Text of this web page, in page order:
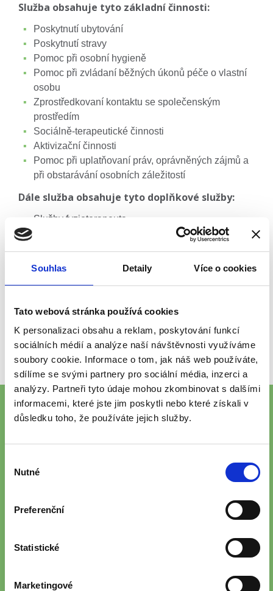
Souhlas Detaily Více o cookies
Tato webová stránka používá cookies
K personalizaci obsahu a reklam, poskytování funkcí
sociálních médií a analýze naší návštěvnosti využíváme
soubory cookie. Informace o tom, jak náš web používáte,
sdílíme se svými partnery pro sociální média, inzerci a
analýzy. Partneři tyto údaje mohou zkombinovat s dalšími
informacemi, které jste jim poskytli nebo které získali v
důsledku toho, že používáte jejich služby.
souhlasu
Nutné
Preferenční
Statistické
Marketingové
Služba obsahuje tyto základní činnosti:
Poskytnutí ubytování
Poskytnutí stravy
Pomoc při osobní hygieně
Pomoc při zvládaní běžných úkonů péče o vlastní
osobu
Zprostředkovaní kontaktu se společenským
prostředím
Sociálně-terapeutické činnosti
Aktivizační činnosti
Pomoc při uplatňovaní práv, oprávněných zájmů a
při obstarávání osobních záležitostí
Dále služba obsahuje tyto doplňkové služby:
Služby fyzioterapeuta
Nadstandardní zdravotnicko-personální
Pravidelný lékařský dohled
Zapůjčení rehabilitačních podmínek
zapůjčení knih, zprostředkovaní telefonického i
písemného kontaktu s příbuznými.
ZAJIŠŤUJEME PÉČI I V DALŠÍCH
Prohlédněte si všechna naše zařízení.